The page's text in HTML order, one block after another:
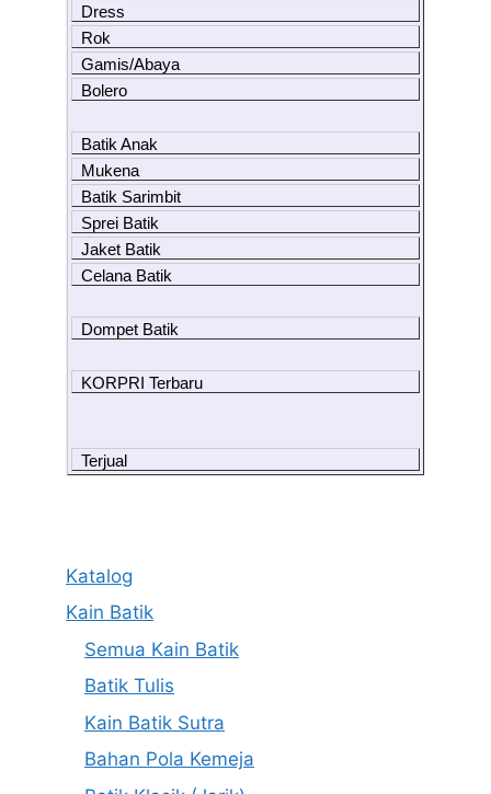
Dress
Rok
Gamis/Abaya
Bolero
Batik Anak
Mukena
Batik Sarimbit
Sprei Batik
Jaket Batik
Celana Batik
Dompet Batik
KORPRI Terbaru
Terjual
Katalog
Kain Batik
Semua Kain Batik
Batik Tulis
Kain Batik Sutra
Bahan Pola Kemeja